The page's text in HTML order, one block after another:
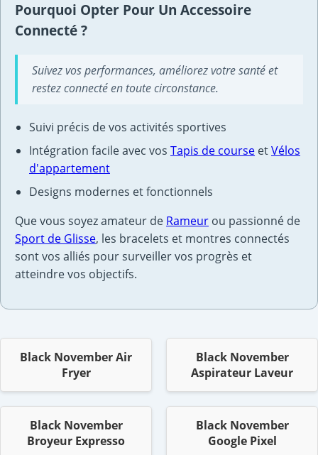
Pourquoi Opter Pour Un Accessoire
Connecté ?
Suivez vos performances, améliorez votre santé et
restez connecté en toute circonstance.
Suivi précis de vos activités sportives
Intégration facile avec vos Tapis de course etVélos
d'appartement
Designs modernes et fonctionnels
Que vous soyez amateur de Rameur ou passionné de
Sport de Glisse, les bracelets et montres connectés
sont vos alliés pour surveiller vos progrès et
atteindre vos objectifs.
Black November Air
Fryer
Black November
Aspirateur Laveur
Black November
Broyeur Expresso
Black November
Google Pixel